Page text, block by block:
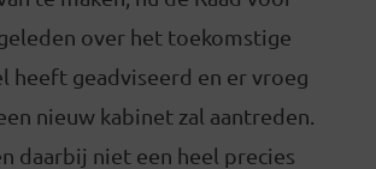
over het toekomstige
heeft geadviseerd en er vroeg
nieuw kabinet zal aantreden.
daarbij niet een heel precies